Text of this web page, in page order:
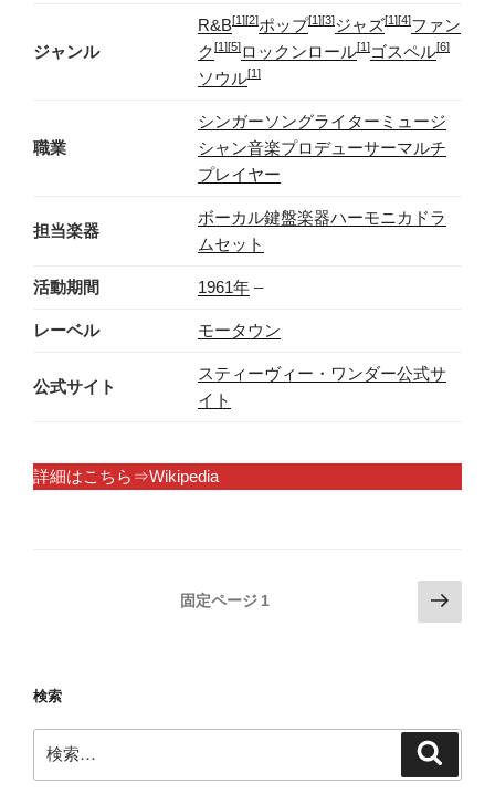
ジャンル
R&B[1][2]ポップ[1][3]ジャズ[1][4]ファン
ク[1][5]ロックンロール[1]ゴスペル[6]
ソウル[1]
職業
シンガーソングライター ミュージ
シャン音楽プロデューサーマルチ
プレイヤー
担当楽器
ボーカル鍵盤楽器ハーモニカ ドラ
ムセット
活動期間 1961年–
レーベル モータウン
公式サイト
スティーヴィー・ワンダー公式サ
イト
詳細はこちら⇒Wikipedia
ペ
ジ
送
固定ページ 1
次
の
検索
索: